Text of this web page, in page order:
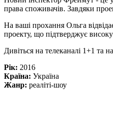
права споживачів. Завдяки
На ваші прохання Ольга
проекту, що підтверджує
Дивіться на телеканалі 1+1 та
Рік: 2016
Країна: Україна
Жанр: реаліті-шоу